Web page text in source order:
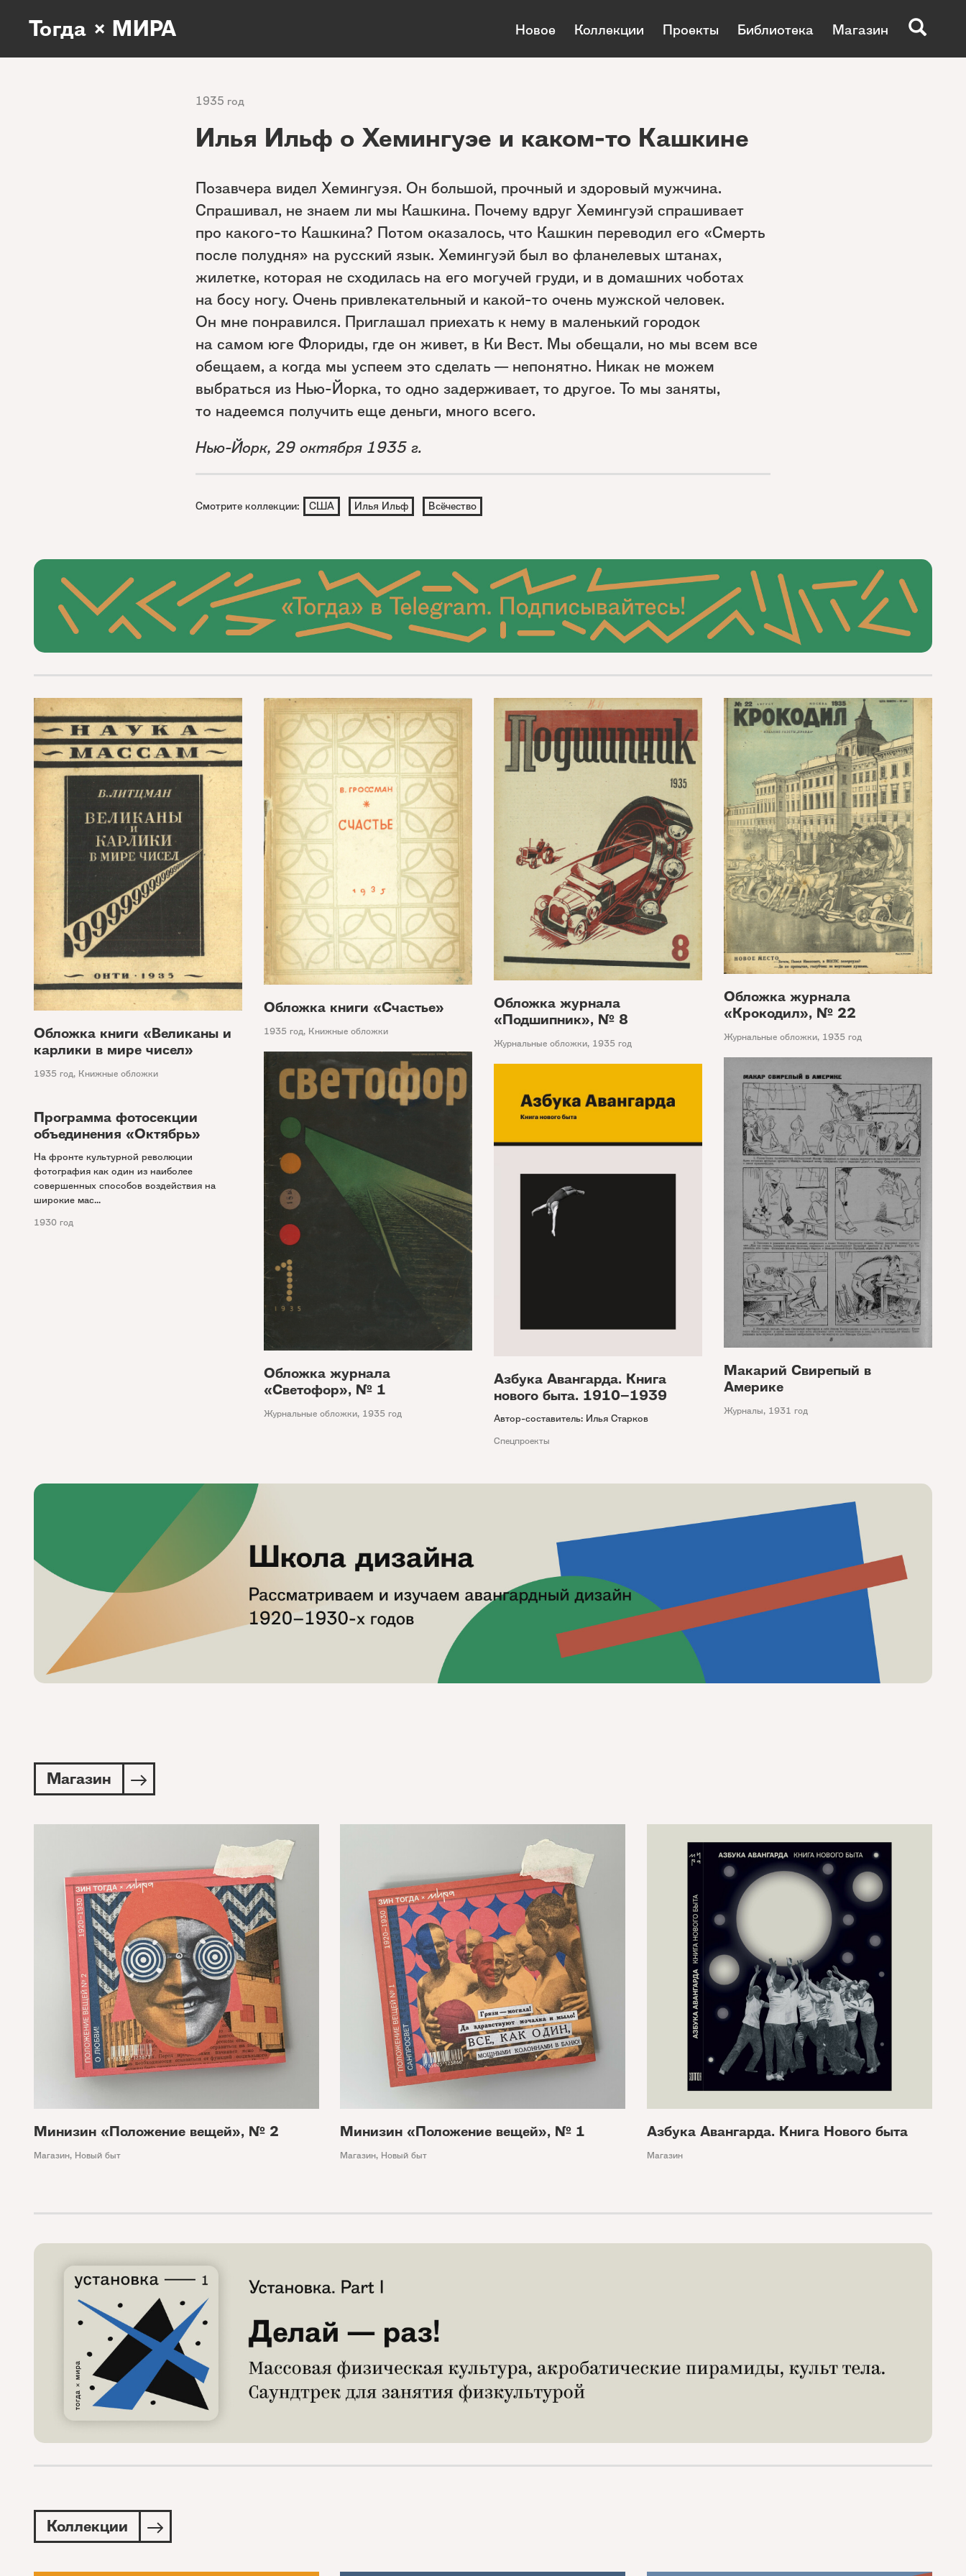
Тогда × МИРА Новое Коллекции Проекты Библиотека Магазин
1935 год
Илья Ильф о Хемингуэе и каком-то Кашкине
Позавчера видел Хемингуэя. Он большой, прочный и здоровый мужчина.
Спрашивал, не знаем ли мы Кашкина. Почему вдруг Хемингуэй спрашивает
про какого-то Кашкина? Потом оказалось, что Кашкин переводил его «Смерть
после полудня» на русский язык. Хемингуэй был во фланелевых штанах,
жилетке, которая не сходилась на его могучей груди, и в домашних чоботах
на босу ногу. Очень привлекательный и какой-то очень мужской человек.
Он мне понравился. Приглашал приехать к нему в маленький городок
на самом юге Флориды, где он живет, в Ки Вест. Мы обещали, но мы всем все
обещаем, а когда мы успеем это сделать — непонятно. Никак не можем
выбраться из Нью-Йорка, то одно задерживает, то другое. То мы заняты,
то надеемся получить еще деньги, много всего.
Нью-Йорк, 29 октября 1935 г.
Смотрите коллекции: США Илья Ильф Всёчество
Обложка книги «Великаны и
карлики в мире чисел»
1935 год, Книжные обложки
Обложка книги «Счастье»
1935 год, Книжные обложки
Обложка журнала
«Подшипник», № 8
Журнальные обложки, 1935 год
Обложка журнала
«Крокодил», № 22
Журнальные обложки, 1935 год
Обложка журнала
«Светофор», № 1
Журнальные обложки, 1935 год
Макарий Свирепый в
Америке
Журналы, 1931 год
Азбука Авангарда. Книга
нового быта. 1910–1939
Автор-составитель: Илья Старков
Спецпроекты
Программа фотосекции
объединения «Октябрь»
На фронте культурной революции
фотография как один из наиболее
совершенных способов воздействия на
широкие мас...
1930 год
Магазин
Минизин «Положение вещей», № 2
Магазин, Новый быт
Минизин «Положение вещей», № 1
Магазин, Новый быт
Азбука Авангарда. Книга Нового быта
Магазин
Коллекции